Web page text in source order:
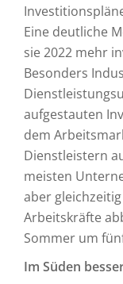
Eine deutliche
sie 2022 mehr
Besonders
aufgestauten
dem
Dienstleistern
meisten
aber
Arbeitskräfte
Sommer um
Im Süden